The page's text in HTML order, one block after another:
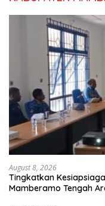
August 8, 2026
Tingkatkan
Mamberamo Tengah